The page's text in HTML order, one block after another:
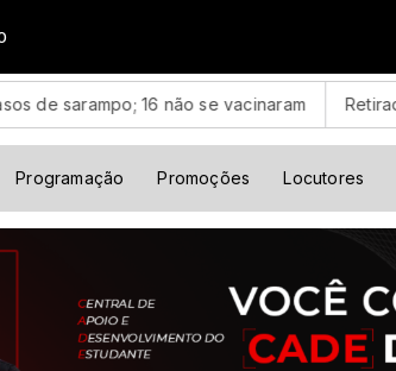
16 não se vacinaram Retiradas da
Programação Promoções Locutores